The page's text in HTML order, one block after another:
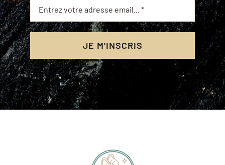
JE M'INSCRIS